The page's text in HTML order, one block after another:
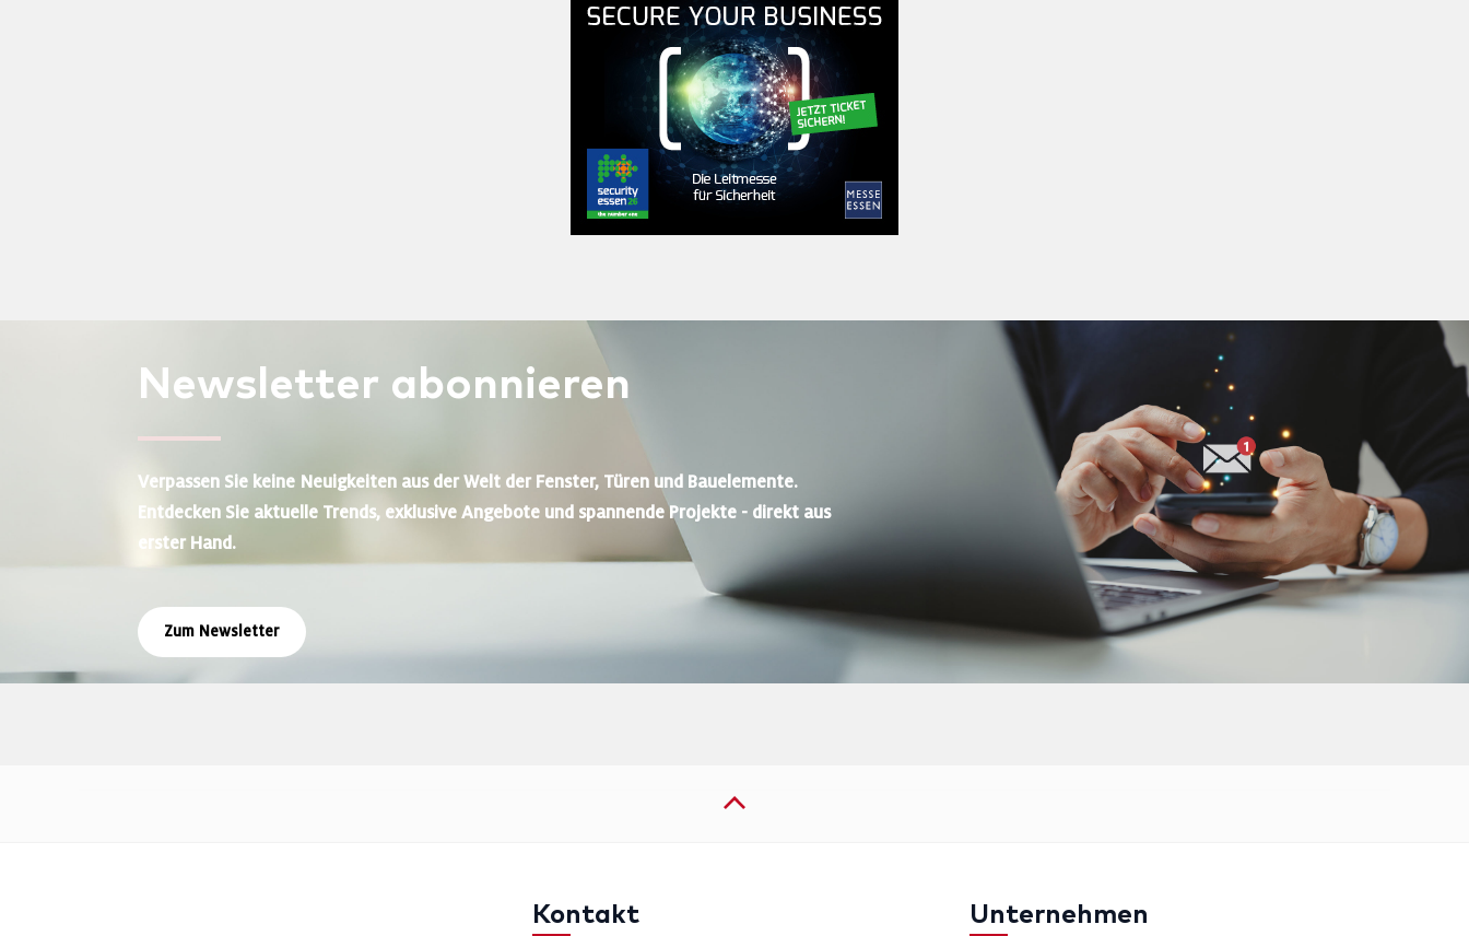
Newsletter abonnieren
Verpassen Sie keine Neuigkeiten aus der Welt der Fenster, Türen und Bauelemente.
Entdecken Sie aktuelle Trends, exklusive Angebote und spannende Projekte - direkt aus
erster Hand.
Zum Newsletter
Kontakt Unternehmen